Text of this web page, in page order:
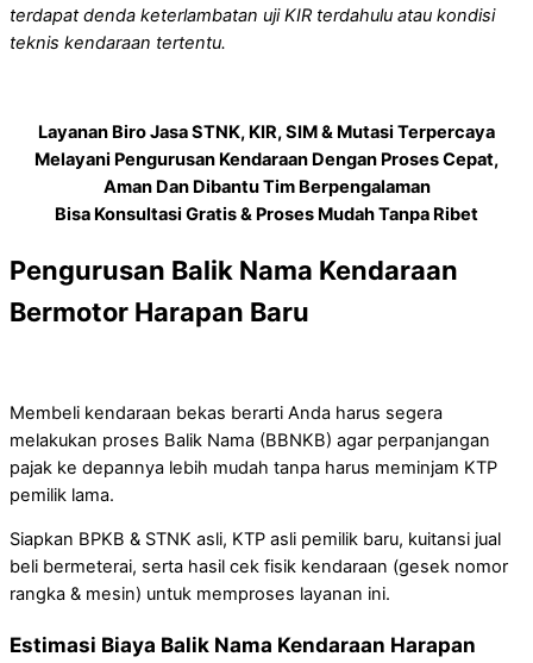
terdapat denda keterlambatan uji KIR terdahulu atau kondisi
teknis kendaraan tertentu.
Layanan Biro Jasa STNK, KIR, SIM & Mutasi Terpercaya
Melayani Pengurusan Kendaraan Dengan Proses Cepat,
Aman Dan Dibantu Tim Berpengalaman
Bisa Konsultasi Gratis & Proses Mudah Tanpa Ribet
Pengurusan Balik Nama Kendaraan
Bermotor Harapan Baru
Membeli kendaraan bekas berarti Anda harus segera
melakukan proses Balik Nama (BBNKB) agar perpanjangan
pajak ke depannya lebih mudah tanpa harus meminjam KTP
pemilik lama.
Siapkan BPKB & STNK asli, KTP asli pemilik baru, kuitansi jual
beli bermeterai, serta hasil cek fisik kendaraan (gesek nomor
rangka & mesin) untuk memproses layanan ini.
Estimasi Biaya Balik Nama Kendaraan Harapan